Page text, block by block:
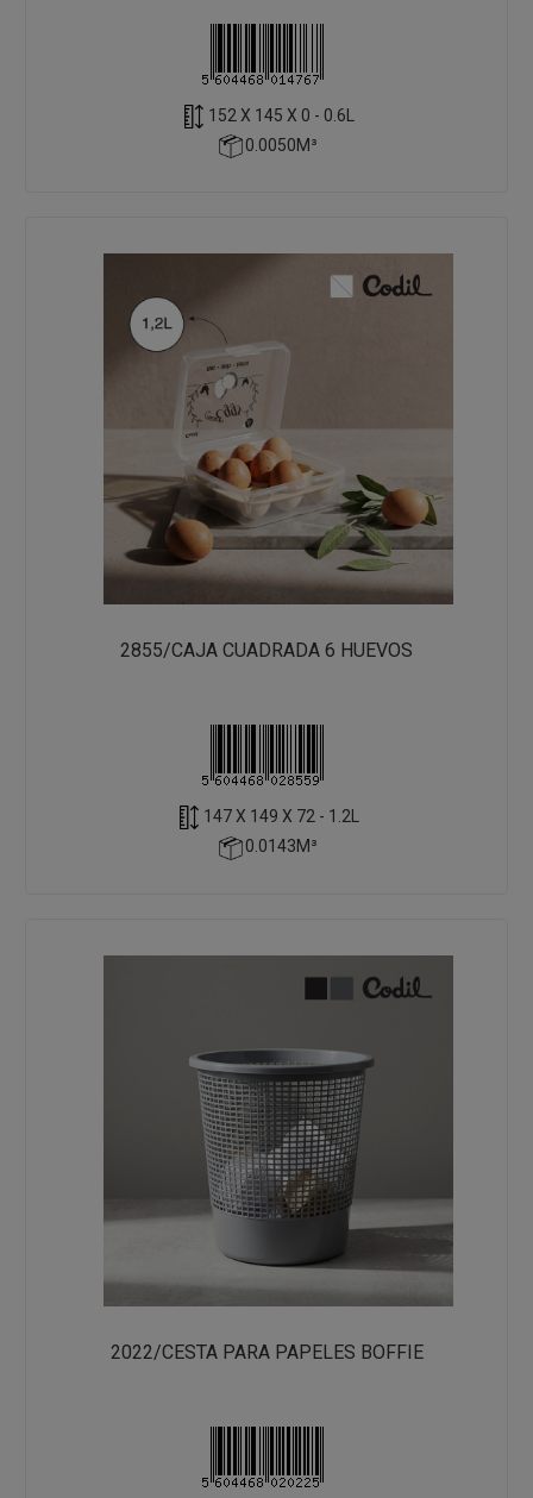
152 X 145 X 0 - 0.6L
0.0050M³
2855/CAJA CUADRADA 6 HUEVOS
147 X 149 X 72 - 1.2L
0.0143M³
2022/CESTA PARA PAPELES BOFFIE